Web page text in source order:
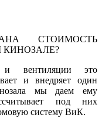
СТОИМОСТЬ
и вентиляции это
и внедряет один
мы даем ему
под них
систему ВиК.